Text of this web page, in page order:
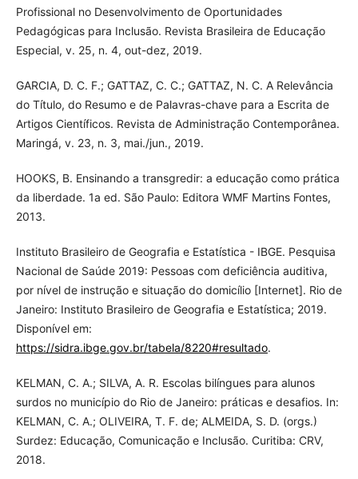
Profissional no Desenvolvimento de Oportunidades
Pedagógicas para Inclusão. Revista Brasileira de Educação
Especial, v. 25, n. 4, out-dez, 2019.
GARCIA, D. C. F.; GATTAZ, C. C.; GATTAZ, N. C. A Relevância
do Título, do Resumo e de Palavras-chave para a Escrita de
Artigos Científicos. Revista de Administração Contemporânea.
Maringá, v. 23, n. 3, mai./jun., 2019.
HOOKS, B. Ensinando a transgredir: a educação como prática
da liberdade. 1a ed. São Paulo: Editora WMF Martins Fontes,
2013.
Instituto Brasileiro de Geografia e Estatística - IBGE. Pesquisa
Nacional de Saúde 2019: Pessoas com deficiência auditiva,
por nível de instrução e situação do domicílio [Internet]. Rio de
Janeiro: Instituto Brasileiro de Geografia e Estatística; 2019.
Disponível em:
https://sidra.ibge.gov.br/tabela/8220#resultado.
KELMAN, C. A.; SILVA, A. R. Escolas bilíngues para alunos
surdos no município do Rio de Janeiro: práticas e desafios. In:
KELMAN, C. A.; OLIVEIRA, T. F. de; ALMEIDA, S. D. (orgs.)
Surdez: Educação, Comunicação e Inclusão. Curitiba: CRV,
2018.